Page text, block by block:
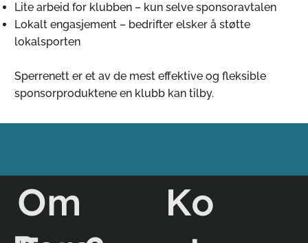
Lite arbeid for klubben – kun selve sponsoravtalen
Lokalt engasjement – bedrifter elsker å støtte
lokalsporten
Sperrenett er et av de mest effektive og fleksible
sponsorproduktene en klubb kan tilby.
Om
Ko